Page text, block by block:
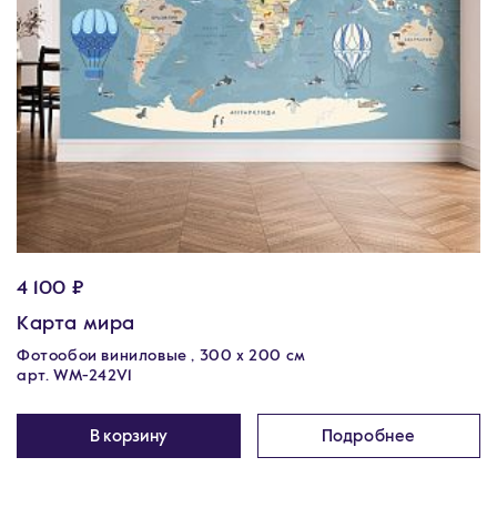
4 100 ₽
Карта мира
Фотообои виниловые , 300 х 200 см
арт. WM-242V1
В корзину Подробнее